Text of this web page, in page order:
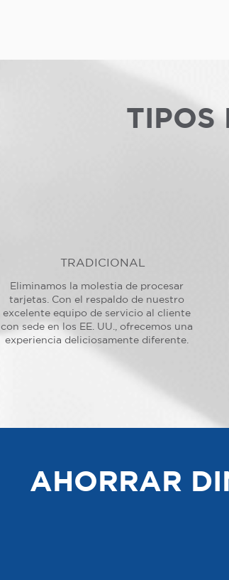
TIPOS
TRADICIONAL
Eliminamos la molestia de procesar
tarjetas. Con el respaldo de nuestro
excelente equipo de servicio al cliente
con sede en los EE. UU., ofrecemos una
experiencia deliciosamente diferente.
AHORRAR